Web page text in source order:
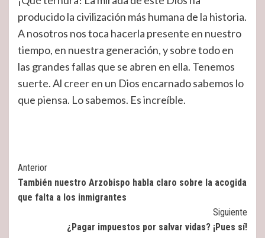
producido la civilización más humana de la historia.
A nosotros nos toca hacerla presente en nuestro
tiempo, en nuestra generación, y sobre todo en
las grandes fallas que se abren en ella. Tenemos
suerte. Al creer en un Dios encarnado sabemos lo
que piensa. Lo sabemos. Es increíble.
Post
Navigation
Anterior
También nuestro Arzobispo habla claro sobre la acogida
que falta a los inmigrantes
Siguiente
¿Pagar impuestos por salvar vidas? ¡Pues sí!